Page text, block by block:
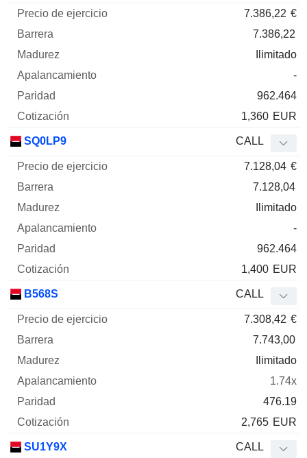
7.386,22 €
7.386,22
Ilimitado
-
962.464
1,360 EUR
SQ0LP9 CALL
7.128,04 €
7.128,04
Ilimitado
-
962.464
1,400 EUR
B568S CALL
7.308,42 €
7.743,00
Ilimitado
1.74x
476.19
2,765 EUR
SU1Y9X CALL